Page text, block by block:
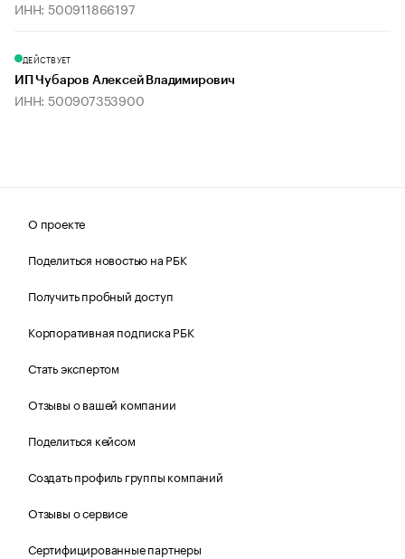
ИНН: 500911866197
ДЕЙСТВУЕТ
ИП Чубаров Алексей Владимирович
ИНН: 500907353900
О проекте
Поделиться новостью на РБК
Получить пробный доступ
Корпоративная подписка РБК
Стать экспертом
Отзывы о вашей компании
Поделиться кейсом
Создать профиль группы компаний
Отзывы о сервисе
Сертифицированные партнеры